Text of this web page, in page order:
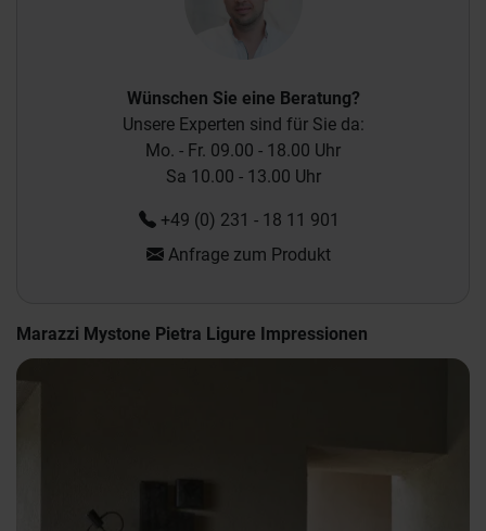
Wünschen Sie eine Beratung?
Unsere Experten sind für Sie da:
Mo. - Fr. 09.00 - 18.00 Uhr
Sa 10.00 - 13.00 Uhr
+49 (0) 231 - 18 11 901
Anfrage zum Produkt
Marazzi Mystone Pietra Ligure Impressionen